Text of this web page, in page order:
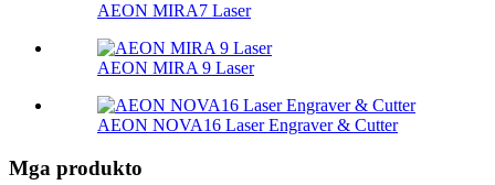
AEON MIRA7 Laser
AEON MIRA 9 Laser
AEON NOVA16 Laser Engraver & Cutter
Mga produkto